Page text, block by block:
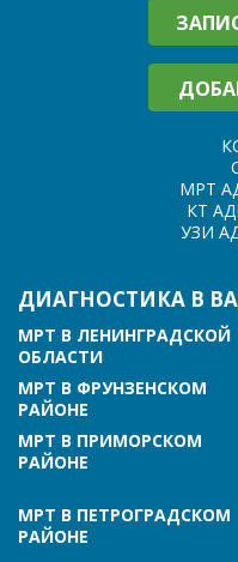
МРТ
КТ
УЗИ
ДИАГНОСТИКА В
МРТ В ЛЕНИНГРАДСКОЙ
ОБЛАСТИ
МРТ В ФРУНЗЕНСКОМ
РАЙОНЕ
МРТ В ПРИМОРСКОМ
РАЙОНЕ
МРТ В ПЕТРОГРАДСКОМ
РАЙОНЕ